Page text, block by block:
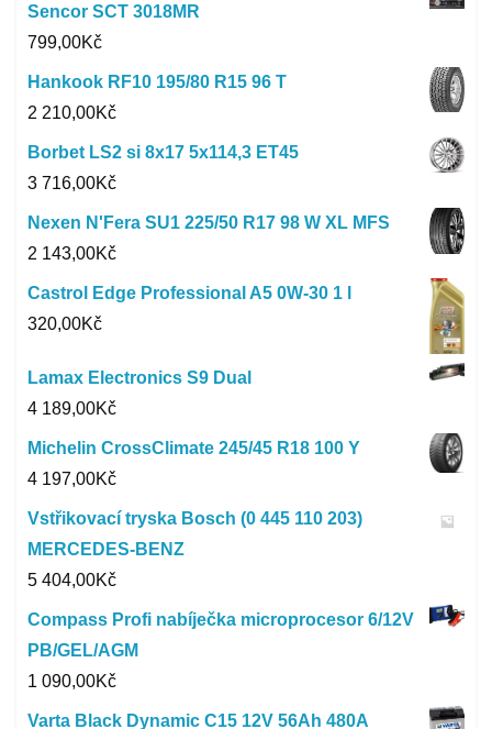
Sencor SCT 3018MR
799,00Kč
Hankook RF10 195/80 R15 96 T
2 210,00Kč
Borbet LS2 si 8x17 5x114,3 ET45
3 716,00Kč
Nexen N'Fera SU1 225/50 R17 98 W XL MFS
2 143,00Kč
Castrol Edge Professional A5 0W-30 1 l
320,00Kč
Lamax Electronics S9 Dual
4 189,00Kč
Michelin CrossClimate 245/45 R18 100 Y
4 197,00Kč
Vstřikovací tryska Bosch (0 445 110 203)
MERCEDES-BENZ
5 404,00Kč
Compass Profi nabíječka microprocesor 6/12V
PB/GEL/AGM
1 090,00Kč
Varta Black Dynamic C15 12V 56Ah 480A